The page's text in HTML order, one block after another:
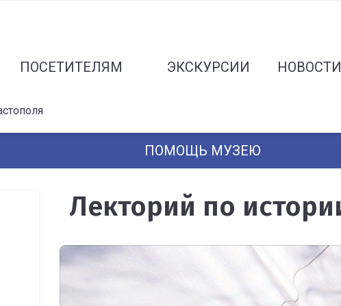
ПОСЕТИТЕЛЯМ ЭКСКУРСИИ НОВОСТИ
ПОМОЩЬ МУЗЕЮ
Лекторий по